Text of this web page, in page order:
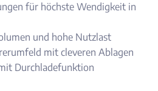
für höchste Wendigkeit in
und hohe Nutzlast
mit cleveren Ablagen
Durchladefunktion